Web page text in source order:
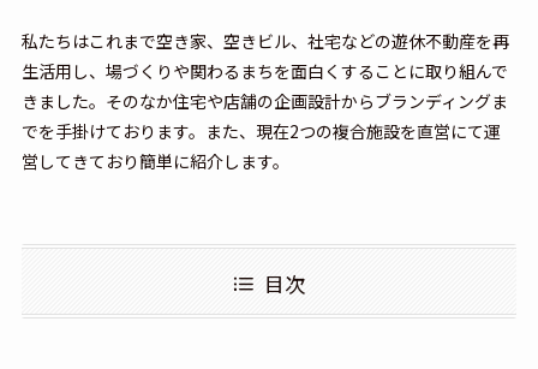
私たちはこれまで空き家、空きビル、社宅などの遊休不動産を再
生活用し、場づくりや関わるまちを面白くすることに取り組んで
きました。そのなか住宅や店舗の企画設計からブランディングま
でを手掛けております。また、現在2つの複合施設を直営にて運
営してきており簡単に紹介します。
目次